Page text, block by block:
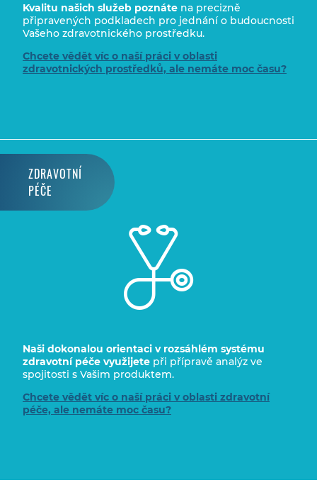
Kvalitu našich služeb poznáte na precizně
připravených podkladech pro jednání o budoucnosti
Vašeho zdravotnického prostředku.
Chcete vědět víc o naší práci v oblasti
zdravotnických prostředků, ale nemáte moc času?
ZDRAVOTNÍ
PÉČE
Naši dokonalou orientaci v rozsáhlém systému
zdravotní péče využijete při přípravě analýz ve
spojitosti s Vašim produktem.
Chcete vědět víc o naší práci v oblasti zdravotní
péče, ale nemáte moc času?